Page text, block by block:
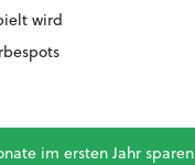
wird
im ersten Jahr sparen